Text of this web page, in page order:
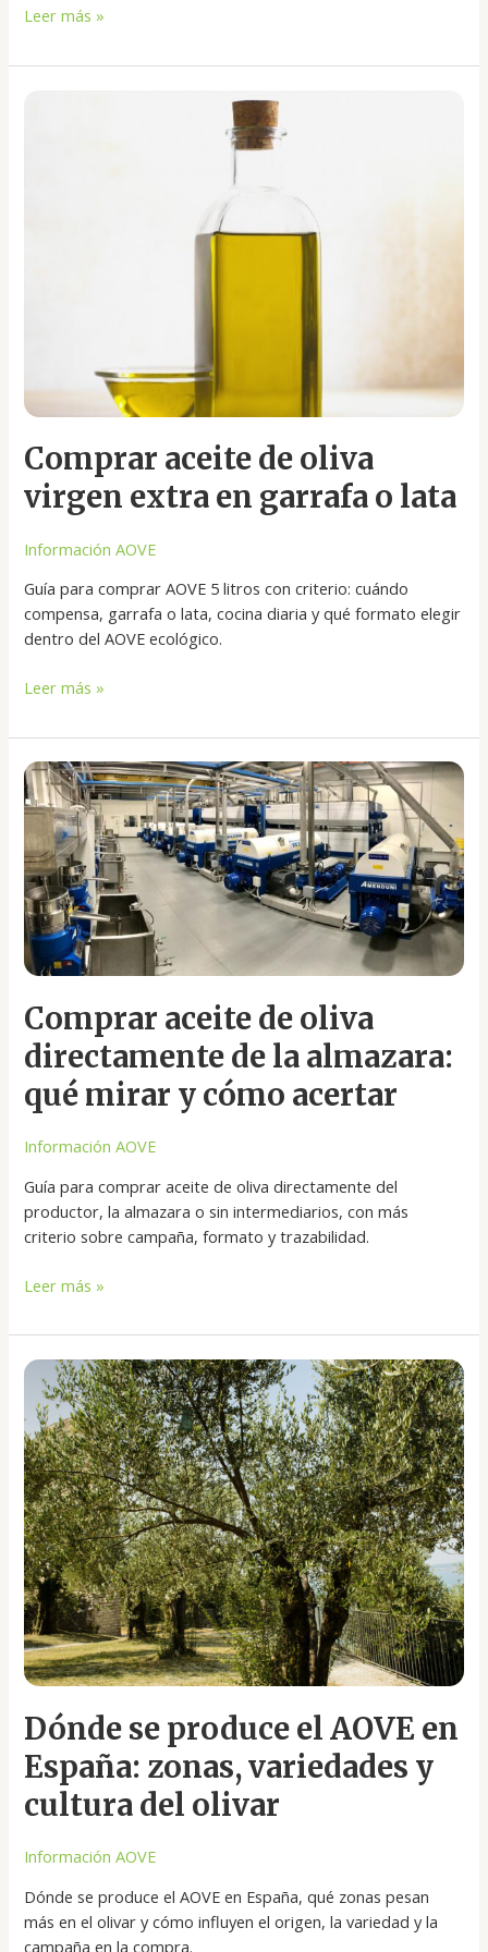
Leer más »
Comprar aceite de oliva
virgen extra en garrafa o lata
Información AOVE
Guía para comprar AOVE 5 litros con criterio: cuándo
compensa, garrafa o lata, cocina diaria y qué formato elegir
dentro del AOVE ecológico.
Leer más »
Comprar aceite de oliva
directamente de la almazara:
qué mirar y cómo acertar
Información AOVE
Guía para comprar aceite de oliva directamente del
productor, la almazara o sin intermediarios, con más
criterio sobre campaña, formato y trazabilidad.
Comprar
aceite
oliva
directamente
de
la
almazara:
qué
y
cómo
acertar
Leer más »
Dónde se produce el AOVE en
España: zonas, variedades y
cultura del olivar
Información AOVE
Dónde se produce el AOVE en España, qué zonas pesan
más en el olivar y cómo influyen el origen, la variedad y la
campaña en la compra.
Dónde
produce
el
AOVE
en
España:
zonas,
variedades
y
cultura
del
olivar